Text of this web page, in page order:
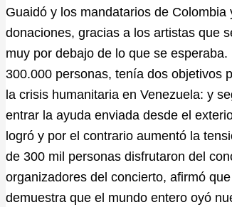
Guaidó y los mandatarios de Colombia
donaciones, gracias a los artistas que
muy por debajo de lo que se
300.000 personas, tenía dos objetivos
la crisis humanitaria en Venezuela: y
entrar la ayuda enviada desde el
logró y por el contrario aumentó la
de 300 mil personas disfrutaron del
organizadores del concierto, afirmó
demuestra que el mundo entero oyó